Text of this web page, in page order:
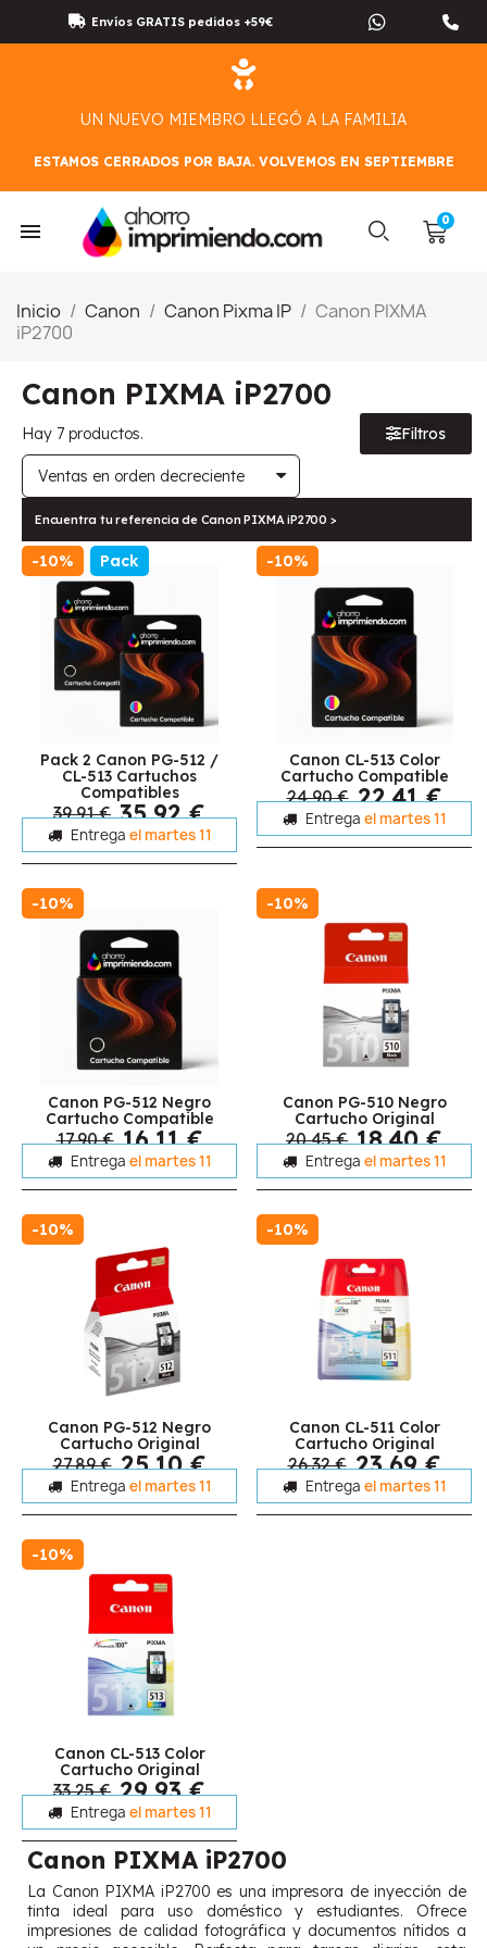
Envíos GRATIS pedidos +59€
UN NUEVO MIEMBRO LLEGÓ A LA FAMILIA
ESTAMOS CERRADOS POR BAJA. VOLVEMOS EN SEPTIEMBRE
Inicio Canon Canon Pixma IP
Canon PIXMA
iP2700
Canon PIXMA iP2700
Hay 7 productos. Filtros
Encuentra tu referencia de Canon PIXMA iP2700 >
-10% Pack
Pack 2 Canon PG-512 /
CL-513 Cartuchos
Compatibles
39,91 € 35,92 €
Entrega el martes 11
-10%
Canon CL-513 Color
Cartucho Compatible
24,90 € 22,41 €
Entrega el martes 11
-10%
Canon PG-512 Negro
Cartucho Compatible
17,90 € 16,11 €
Entrega el martes 11
-10%
Canon PG-510 Negro
Cartucho Original
20,45 € 18,40 €
Entrega el martes 11
-10%
Canon PG-512 Negro
Cartucho Original
27,89 € 25,10 €
Entrega el martes 11
-10%
Canon CL-511 Color
Cartucho Original
26,32 € 23,69 €
Entrega el martes 11
-10%
Canon CL-513 Color
Cartucho Original
33,25 € 29,93 €
Entrega el martes 11
Canon PIXMA iP2700
La Canon PIXMA iP2700 es una impresora de inyección de
tinta ideal para uso doméstico y estudiantes. Ofrece
impresiones de calidad fotográfica y documentos nítidos a